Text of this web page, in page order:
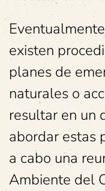
existen
planes de
naturales o
resultar en un
abordar estas
a cabo una
Ambiente del